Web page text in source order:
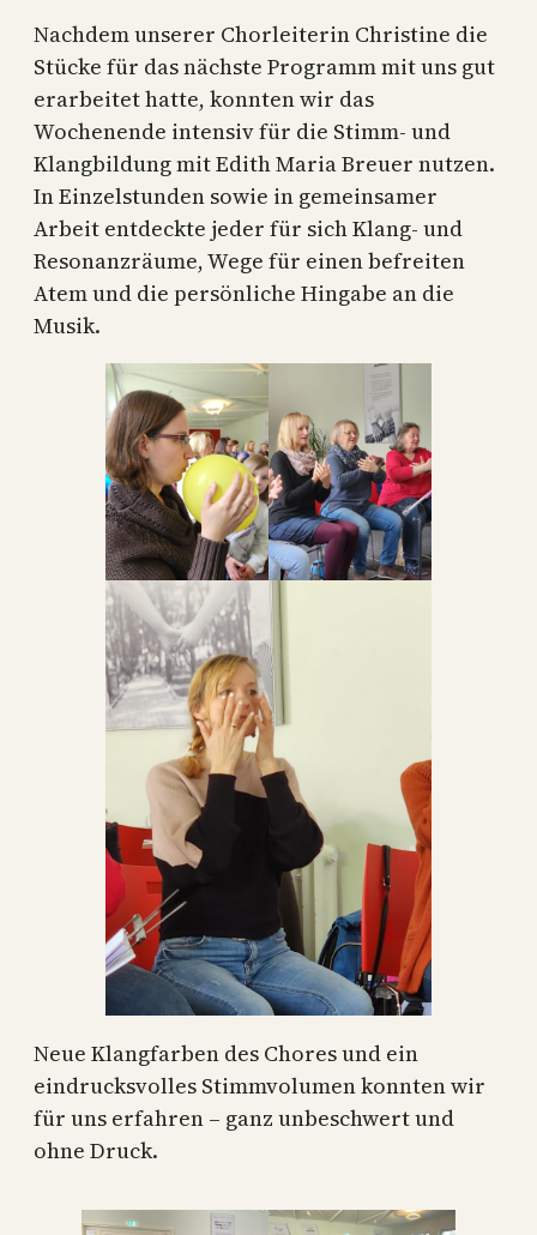
Nachdem unserer Chorleiterin Christine die
Stücke für das nächste Programm mit uns gut
erarbeitet hatte, konnten wir das
Wochenende intensiv für die Stimm- und
Klangbildung mit Edith Maria Breuer nutzen.
In Einzelstunden sowie in gemeinsamer
Arbeit entdeckte jeder für sich Klang- und
Resonanzräume, Wege für einen befreiten
Atem und die persönliche Hingabe an die
Musik.
Neue Klangfarben des Chores und ein
eindrucksvolles Stimmvolumen konnten wir
für uns erfahren – ganz unbeschwert und
ohne Druck.